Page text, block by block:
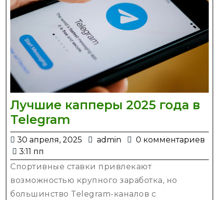
Лучшие капперы 2025 года в
Telegram
капперы
года
в
Telegram
30 апреля, 2025
30
2025
admin admin
0 комментариев
3:11 пп
Спортивные ставки привлекают
возможностью крупного заработка, но
большинство Telegram-каналов с